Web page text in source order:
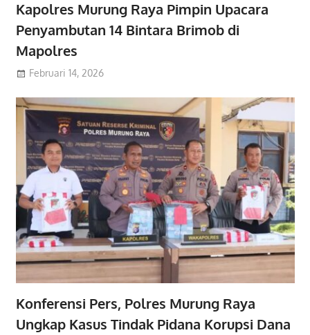
Kapolres Murung Raya Pimpin Upacara
Penyambutan 14 Bintara Brimob di
Mapolres
Februari 14, 2026
Konferensi Pers, Polres Murung Raya
Ungkap Kasus Tindak Pidana Korupsi Dana